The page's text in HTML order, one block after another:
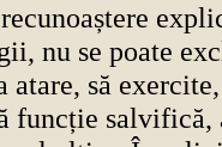
nu se poate
atare, să
funcție salvifică,